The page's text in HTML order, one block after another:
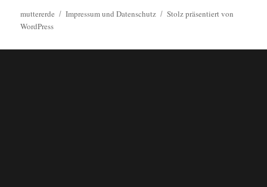
muttererde Impressum und Datenschutz
Stolz präsentiert von
WordPress